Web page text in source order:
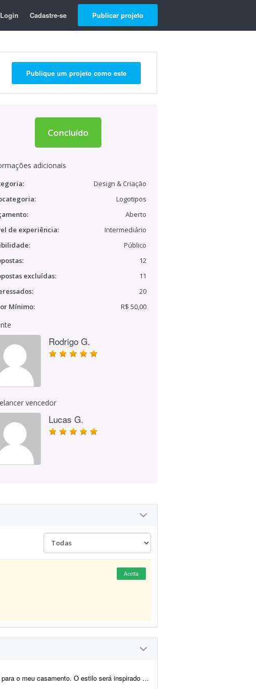
Login Cadastre-se Publicar projeto
Publique um projeto como este
Concluído
adicionais
Design & Criação
Logotipos
Aberto
de experiência:
Intermediário
Público
12
excluídas:
11
20
Mínimo:
R$ 50,00
Rodrigo G.
vencedor
Lucas G.
Aceita
universo medieval/encantado; temos como referência O Senhor dos A...